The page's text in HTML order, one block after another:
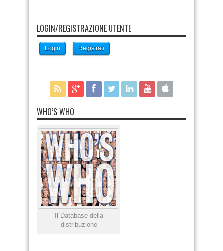
LOGIN/REGISTRAZIONE UTENTE
Login Registrati
WHO’S WHO
Il Database della
distribuzione